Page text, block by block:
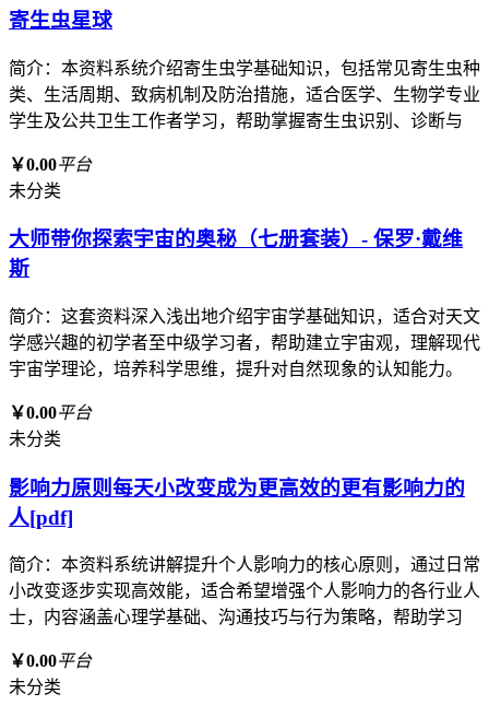
寄生虫星球
简介：本资料系统介绍寄生虫学基础知识，包括常见寄生虫种
类、生活周期、致病机制及防治措施，适合医学、生物学专业
学生及公共卫生工作者学习，帮助掌握寄生虫识别、诊断与
￥0.00平台
未分类
大师带你探索宇宙的奥秘（七册套装）- 保罗·戴维
斯
简介：这套资料深入浅出地介绍宇宙学基础知识，适合对天文
学感兴趣的初学者至中级学习者，帮助建立宇宙观，理解现代
宇宙学理论，培养科学思维，提升对自然现象的认知能力。
￥0.00平台
未分类
影响力原则每天小改变成为更高效的更有影响力的
人[pdf]
简介：本资料系统讲解提升个人影响力的核心原则，通过日常
小改变逐步实现高效能，适合希望增强个人影响力的各行业人
士，内容涵盖心理学基础、沟通技巧与行为策略，帮助学习
￥0.00平台
未分类